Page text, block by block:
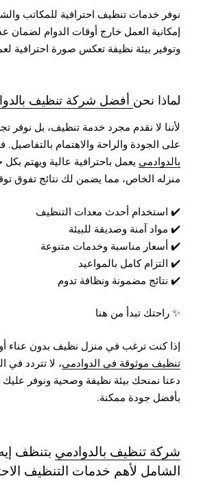
نوفر خدمات تنظيف احترافية للمكاتب
إمكانية العمل خارج أوقات الدوام لضمان
وتوفير بيئة نظيفة تعكس صورة احترافية
لماذا نحن أفضل شركة تنظيف
لأننا لا نقدم مجرد خدمة تنظيف، بل نوفر
على الجودة والراحة والاهتمام بالتفاصيل.
بالدوادمي يعمل باحترافية عالية ويهتم
منزله الخاص، مما يضمن لك نتائج تفوق
✔️ استخدام أحدث معدات التنظيف
✔️ مواد آمنة وصديقة للبيئة
✔️ أسعار مناسبة وخدمات متنوعة
✔️ التزام كامل بالمواعيد
✔️ نتائج مضمونة ونظافة تدوم
✨ راحتك تبدأ من هنا
إذا كنت ترغب في منزل نظيف بدون عناء
تنظيف موثوقة في الدوادمي، لا تتردد في
دعنا نمنحك بيئة نظيفة وصحية ونوفر
بأفضل جودة ممكنة.
شركة تنظيف بالدوادمي بتنظف
الشامل لأهم خدمات التنظيف